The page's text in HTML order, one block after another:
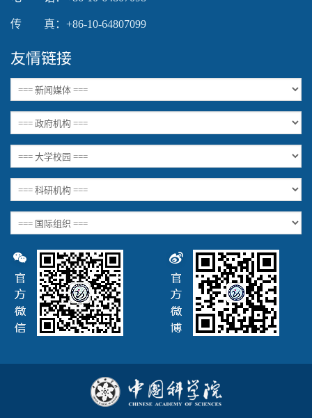
传 真：+86-10-64807099
友情链接